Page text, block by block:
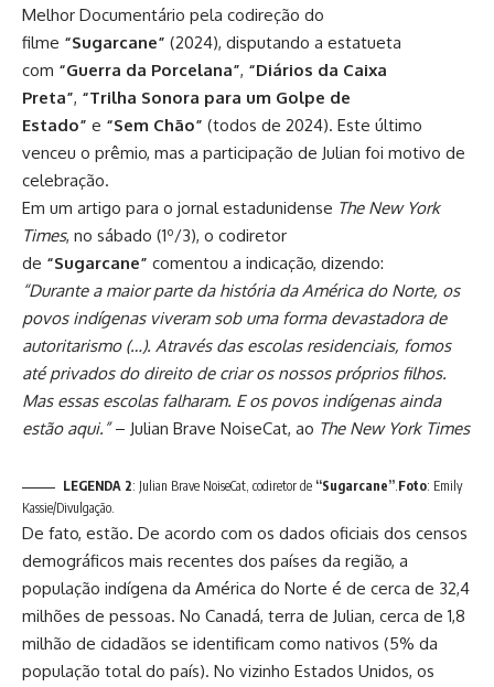
Melhor Documentário pela codireção do
filme “Sugarcane” (2024), disputando a estatueta
com “Guerra da Porcelana”, “Diários da Caixa
Preta”, “Trilha Sonora para um Golpe de
Estado” e “Sem Chão” (todos de 2024). Este último
venceu o prêmio, mas a participação de Julian foi motivo de
celebração.
Em um artigo para o jornal estadunidense The New York
Times, no sábado (1º/3), o codiretor
de “Sugarcane” comentou a indicação, dizendo:
“Durante a maior parte da história da América do Norte, os
povos indígenas viveram sob uma forma devastadora de
autoritarismo (…). Através das escolas residenciais, fomos
até privados do direito de criar os nossos próprios filhos.
Mas essas escolas falharam. E os povos indígenas ainda
estão aqui.”– Julian Brave NoiseCat, ao The New York Times
LEGENDA 2: Julian Brave NoiseCat, codiretor de “Sugarcane”.Foto: Emily
Kassie/Divulgação.
De fato, estão. De acordo com os dados oficiais dos censos
demográficos mais recentes dos países da região, a
população indígena da América do Norte é de cerca de 32,4
milhões de pessoas. No Canadá, terra de Julian, cerca de 1,8
milhão de cidadãos se identificam como nativos (5% da
população total do país). No vizinho Estados Unidos, os